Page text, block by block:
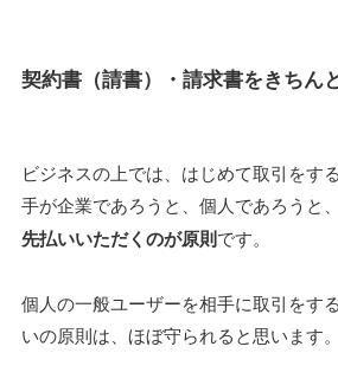
契約書（請書）・請求書をきちん
ビジネスの上では、はじめて取引をす
手が企業であろうと、個人であろうと、
先払いいただくのが原則です。
個人の一般ユーザーを相手に取引をす
いの原則は、ほぼ守られると思います。